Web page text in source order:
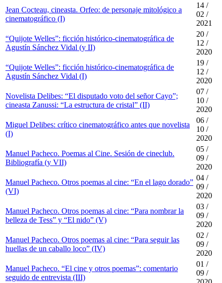
Jean Cocteau, cineasta. Orfeo: de personaje mitológico a
cinematográfico (I)
14 /
02 /
2021
“Quijote Welles”: ficción histórico-cinematográfica de
Agustín Sánchez Vidal (y II)
20 /
12 /
2020
“Quijote Welles”: ficción histórico-cinematográfica de
Agustín Sánchez Vidal (I)
19 /
12 /
2020
Novelista Delibes: “El disputado voto del señor Cayo”;
cineasta Zanussi: “La estructura de cristal” (II)
07 /
10 /
2020
Miguel Delibes: crítico cinematográfico antes que novelista
(I)
06 /
10 /
2020
Manuel Pacheco. Poemas al Cine. Sesión de cineclub.
Bibliografía (y VII)
05 /
09 /
2020
Manuel Pacheco. Otros poemas al cine: “En el lago dorado”
(VI)
04 /
09 /
2020
Manuel Pacheco. Otros poemas al cine: “Para nombrar la
belleza de Tess” y “El nido” (V)
03 /
09 /
2020
Manuel Pacheco. Otros poemas al cine: “Para seguir las
huellas de un caballo loco” (IV)
02 /
09 /
2020
Manuel Pacheco. “El cine y otros poemas”: comentario
seguido de entrevista (III)
01 /
09 /